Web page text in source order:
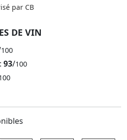
par CB
DE VIN
100
93/100